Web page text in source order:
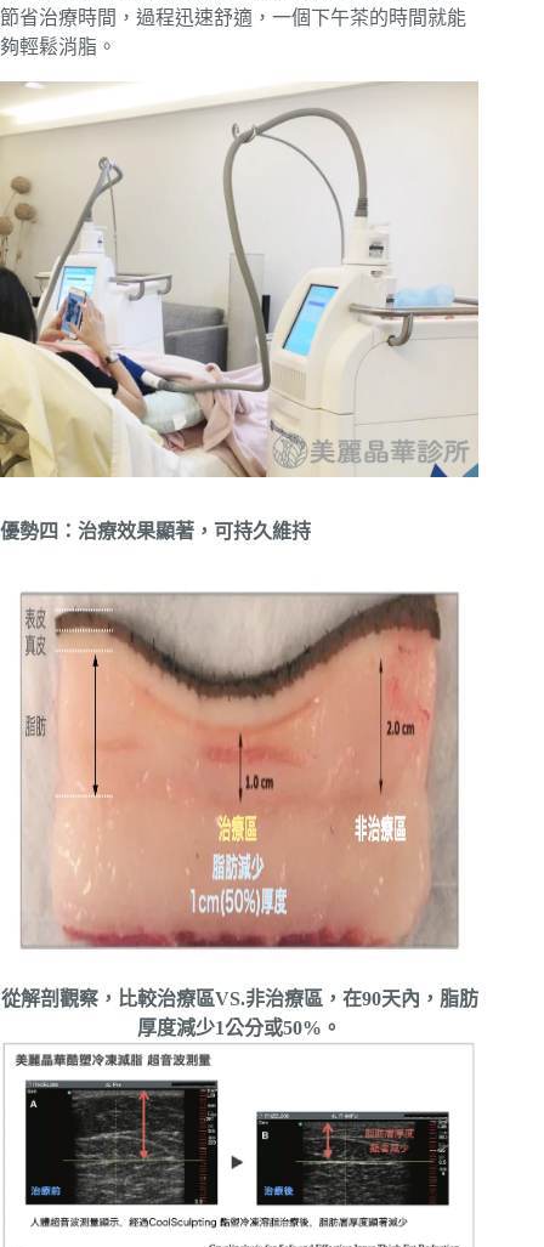
節省治療時間，過程迅速舒適，一個下午茶的時間就能
夠輕鬆消脂。
優勢四：治療效果顯著，可持久維持
從解剖觀察，比較治療區VS.非治療區，在90天內，脂肪
厚度減少1公分或50%。